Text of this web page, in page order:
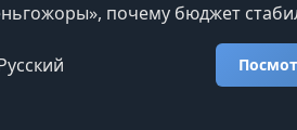
почему бюджет
контроля и как наконец-то
без финансовых
на вебинареМы подробно